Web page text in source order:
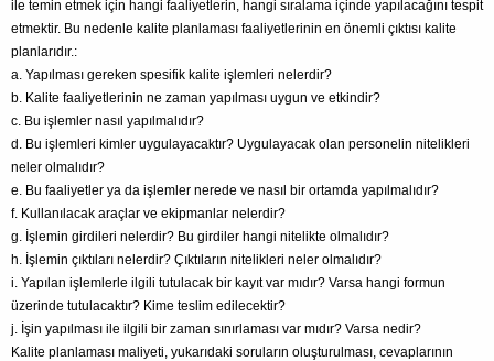
ile temin etmek için hangi faaliyetlerin, hangi sıralama içinde yapılacağını tespit
etmektir. Bu nedenle kalite planlaması faaliyetlerinin en önemli çıktısı kalite
planlarıdır.:
a. Yapılması gereken spesifik kalite işlemleri nelerdir?
b. Kalite faaliyetlerinin ne zaman yapılması uygun ve etkindir?
c. Bu işlemler nasıl yapılmalıdır?
d. Bu işlemleri kimler uygulayacaktır? Uygulayacak olan personelin nitelikleri
neler olmalıdır?
e. Bu faaliyetler ya da işlemler nerede ve nasıl bir ortamda yapılmalıdır?
f. Kullanılacak araçlar ve ekipmanlar nelerdir?
g. İşlemin girdileri nelerdir? Bu girdiler hangi nitelikte olmalıdır?
h. İşlemin çıktıları nelerdir? Çıktıların nitelikleri neler olmalıdır?
i. Yapılan işlemlerle ilgili tutulacak bir kayıt var mıdır? Varsa hangi formun
üzerinde tutulacaktır? Kime teslim edilecektir?
j. İşin yapılması ile ilgili bir zaman sınırlaması var mıdır? Varsa nedir?
Kalite planlaması maliyeti, yukarıdaki soruların oluşturulması, cevaplarının